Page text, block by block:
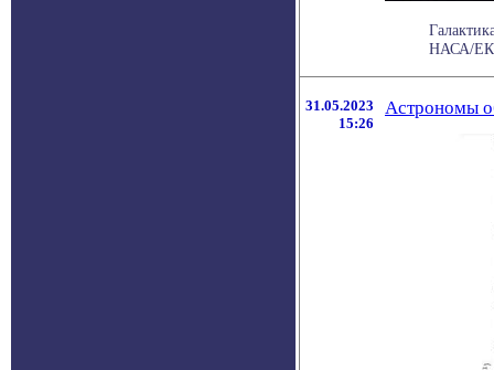
НАСА/ЕКА
31.05.2023
15:26
Астрономы